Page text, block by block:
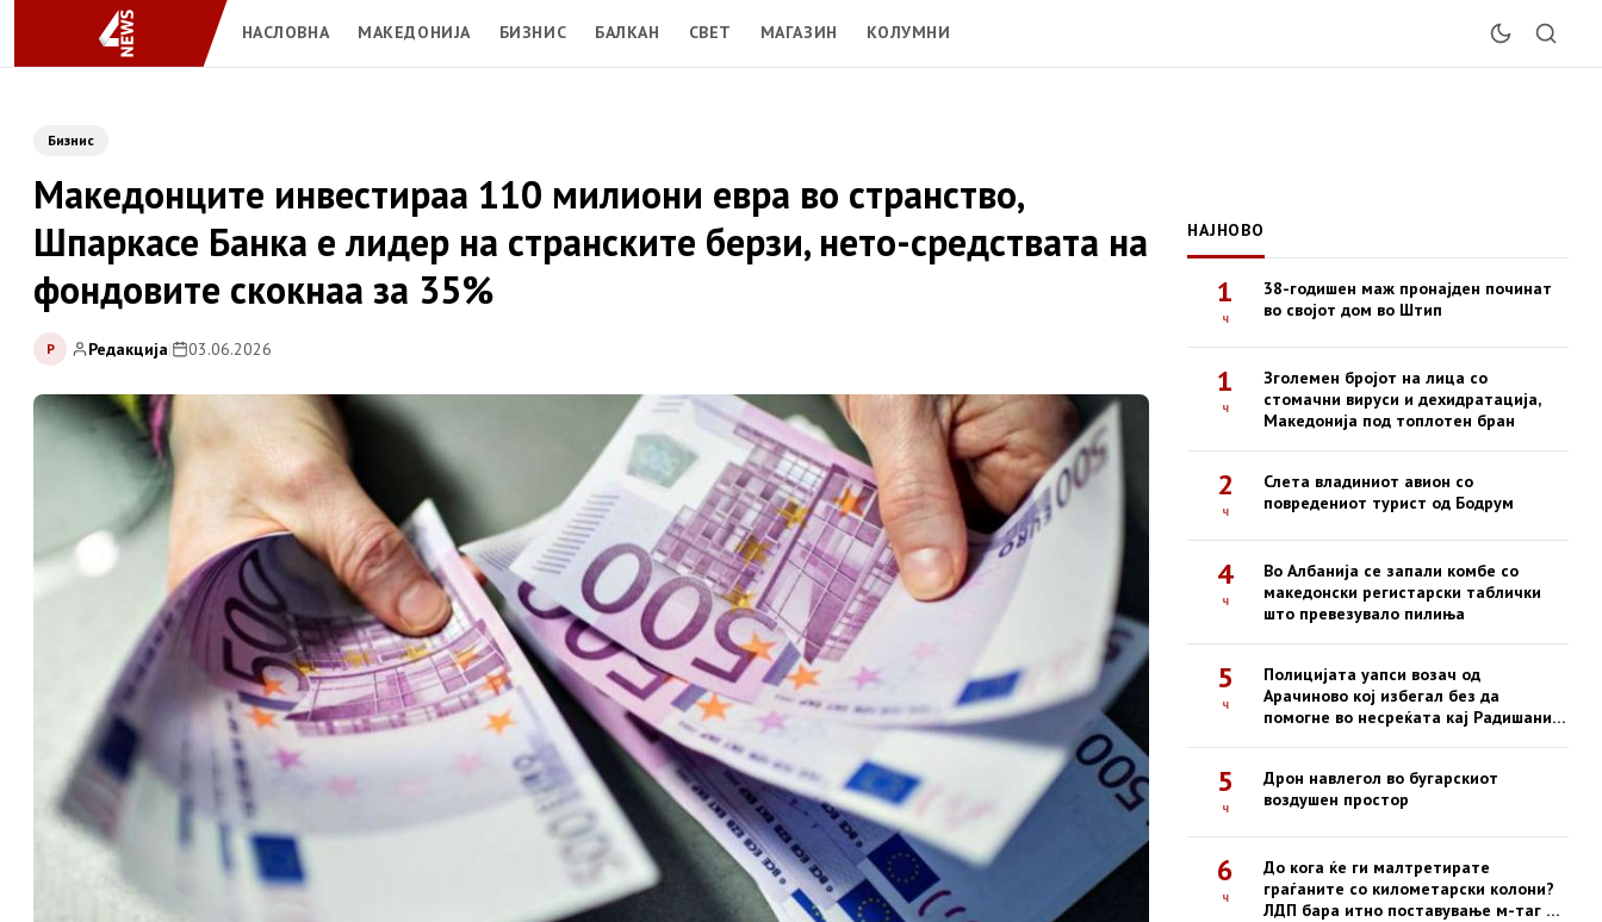
НАСЛОВНА МАКЕДОНИЈА БИЗНИС БАЛКАН СВЕТ МАГАЗИН КОЛУМНИ
Бизнис
Македонците инвестираа 110 милиони евра во странство,
Шпаркасе Банка е лидер на странските берзи, нето-средствата на
фондовите скокнаа за 35%
Р Редакција| 03.06.2026
НАЈНОВО
1
ч
38-годишен маж пронајден починат
во својот дом во Штип
1
ч
Зголемен бројот на лица со
стомачни вируси и дехидратација,
Македонија под топлотен бран
2
ч
Слета владиниот авион со
повредениот турист од Бодрум
4
ч
Во Албанија се запали комбе со
македонски регистарски таблички
што превезувало пилиња
5
ч
Полицијата уапси возач од
Арачиново кој избегал без да
помогне во несреќата кај Радишани,
5
ч
Дрон навлегол во бугарскиот
воздушен простор
6
ч
До кога ќе ги малтретирате
граѓаните со километарски колони?
ЛДП бара итно поставување м-таг на